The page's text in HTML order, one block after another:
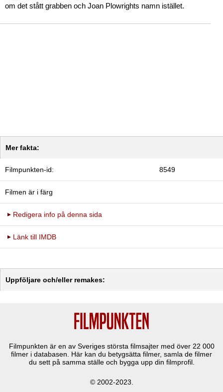
om det stått grabben och Joan Plowrights namn istället.
Mer fakta:
Filmpunkten-id: 8549
Filmen är i färg
Redigera info på denna sida
Länk till IMDB
Uppföljare och/eller remakes:
Filmpunkten är en av Sveriges största filmsajter med över 22 000
filmer i databasen. Här kan du betygsätta filmer, samla de filmer
du sett på samma ställe och bygga upp din filmprofil.
© 2002-2023.